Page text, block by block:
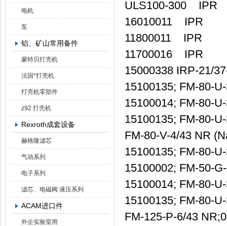
电机
泵
铝、矿山常用备件
蒙特贝打壳机
法国*打壳机
打壳机零部件
z92 打壳机
Rexroth成套设备
赫格隆滤芯
气动系列
电子系列
滤芯、电磁阀 液压系列
ACAM进口件
外企实验室用
ULS100-300 IPR
16010011 IPR
11800011 IPR
11700016 IPR
15000338 IRP-21/
15100135; FM-80-
15100014; FM-80-
15100135; FM-80-
FM-80-V-4/43 NR
15100135; FM-80-
15100002; FM-50-
15100014; FM-80-
15100135; FM-80-
FM-125-P-6/43